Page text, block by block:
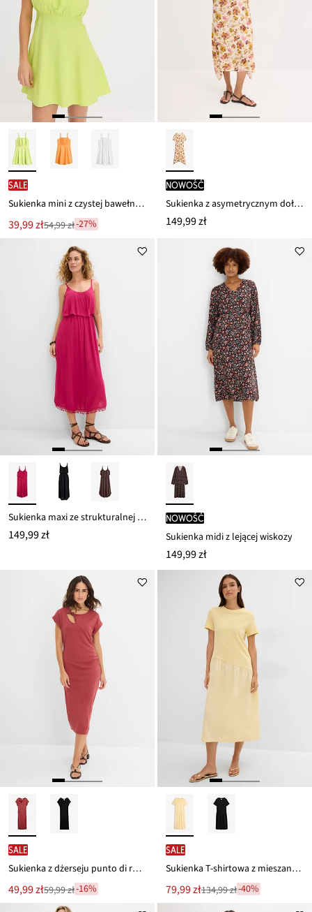
SALE
Sukienka mini z czystej bawełny organicznej
Nowa
cena
39,99 zł
Przeceniono
54,99 zł-27%
nowość
Sukienka z asymetrycznym dołem
149,99 zł
Sukienka maxi ze strukturalnej wiskozy
149,99 zł
nowość
Sukienka midi z lejącej wiskozy
149,99 zł
SALE
Sukienka z dżerseju punto di roma
Nowa
cena
49,99 zł
Przeceniono
59,99 zł-16%
SALE
Sukienka T-shirtowa z mieszanki materiałów
Nowa
cena
79,99 zł
Przeceniono
134,99 zł-40%